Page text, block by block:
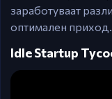
заработуваат
оптимален приход.
Idle Startup